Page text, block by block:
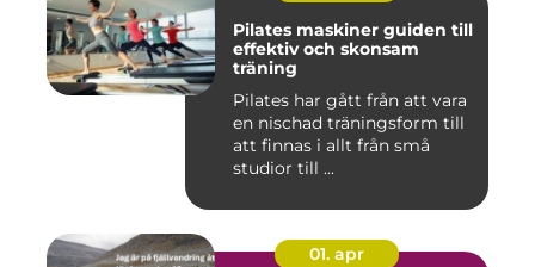
Pilates maskiner guiden till
effektiv och skonsam
träning
Pilates har gått från att vara
en nischad träningsform till
att finnas i allt från små
studior till ...
01. apr